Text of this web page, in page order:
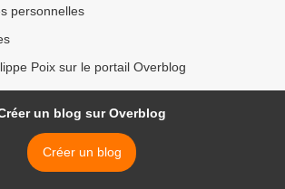
personnelles
Poix sur le portail Overblog
un blog sur Overblog
Créer un blog